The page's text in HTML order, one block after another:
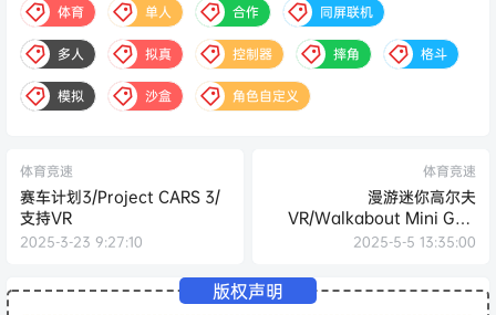
体育 单人 合作 同屏联机
多人 拟真 控制器 摔角 格斗
模拟 沙盒 角色自定义
体育竞速
赛车计划3/Project CARS 3/
支持VR
2025-3-23 9:27:10
体育竞速
漫游迷你高尔夫
VR/Walkabout Mini Golf
VR
2025-5-5 13:35:00
版权声明